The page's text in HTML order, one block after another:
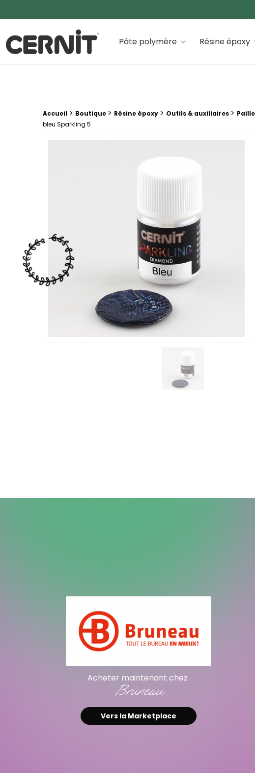
Cernit Une qualité haut de gamme pour des créations premiums
Pâte polymère Résine époxy
Fil d'Ariane :
Accueil > Boutique > Résine époxy > Outils & auxiliaires >
bleu Sparkling 5
Acheter maintenant chez
Bruneau
Vers la Marketplace